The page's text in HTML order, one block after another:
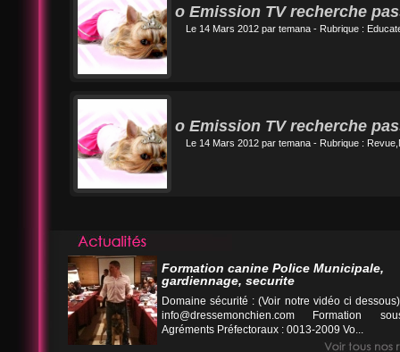
o Emission TV recherche
Le 14 Mars 2012 par temana - Rubrique :
o Emission TV recherche
Le 14 Mars 2012 par temana - Rubrique :
Formation canine Police Municipale,
gardiennage, securite
Domaine sécurité : (Voir notre vidéo ci
info@dressemonchien.com Formation
Agréments Préfectoraux : 0013-2009 Vo...